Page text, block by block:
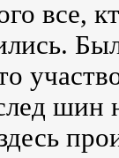
все,
шин